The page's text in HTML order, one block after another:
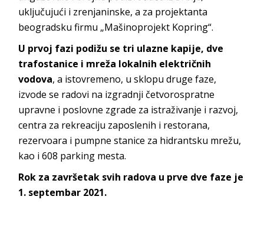
uključujući i zrenjaninske, a za projektanta
beogradsku firmu „Mašinoprojekt Kopring“.
U prvoj fazi podižu se tri ulazne kapije, dve
trafostanice i mreža lokalnih električnih
vodova, a istovremeno, u sklopu druge faze,
izvode se radovi na izgradnji četvorospratne
upravne i poslovne zgrade za istraživanje i razvoj,
centra za rekreaciju zaposlenih i restorana,
rezervoara i pumpne stanice za hidrantsku mrežu,
kao i 608 parking mesta.
Rok za završetak svih radova u prve dve faze je
1. septembar 2021.